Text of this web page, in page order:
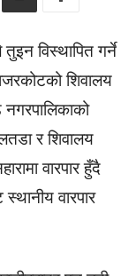
विस्थापित गर्ने
शिवालय
नगरपालिकाको
र शिवालय
वारपार हुँदै
वारपार